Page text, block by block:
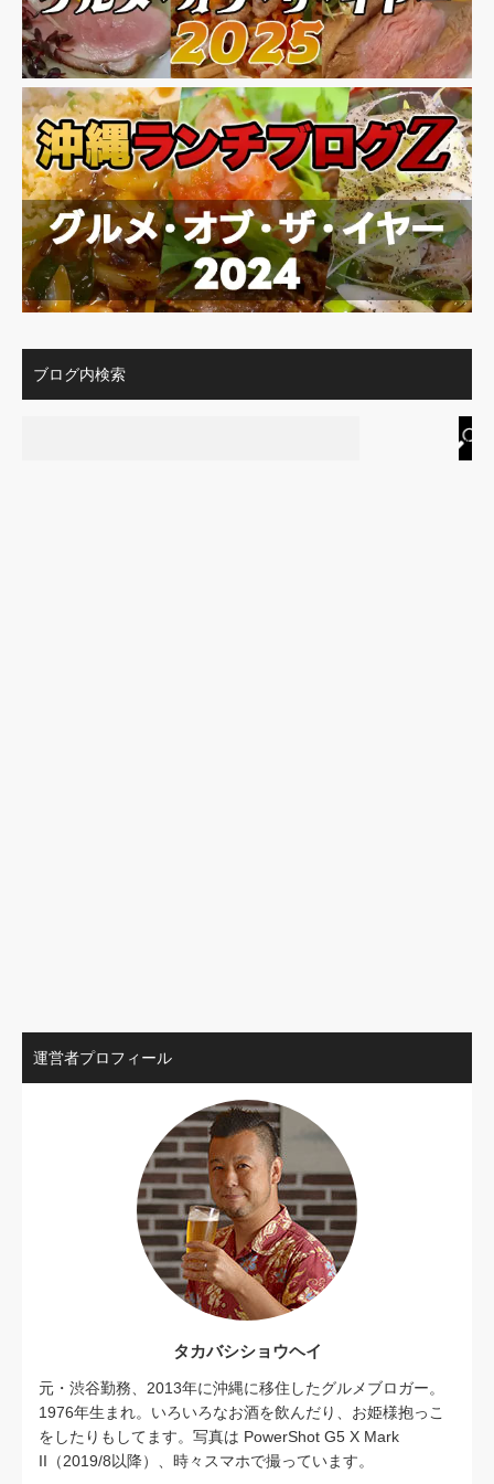
ブログ内検索
運営者プロフィール
タカバシショウヘイ
元・渋谷勤務、2013年に沖縄に移住したグルメブロガー。
1976年生まれ。いろいろなお酒を飲んだり、お姫様抱っこ
をしたりもしてます。写真は PowerShot G5 X Mark
II（2019/8以降）、時々スマホで撮っています。